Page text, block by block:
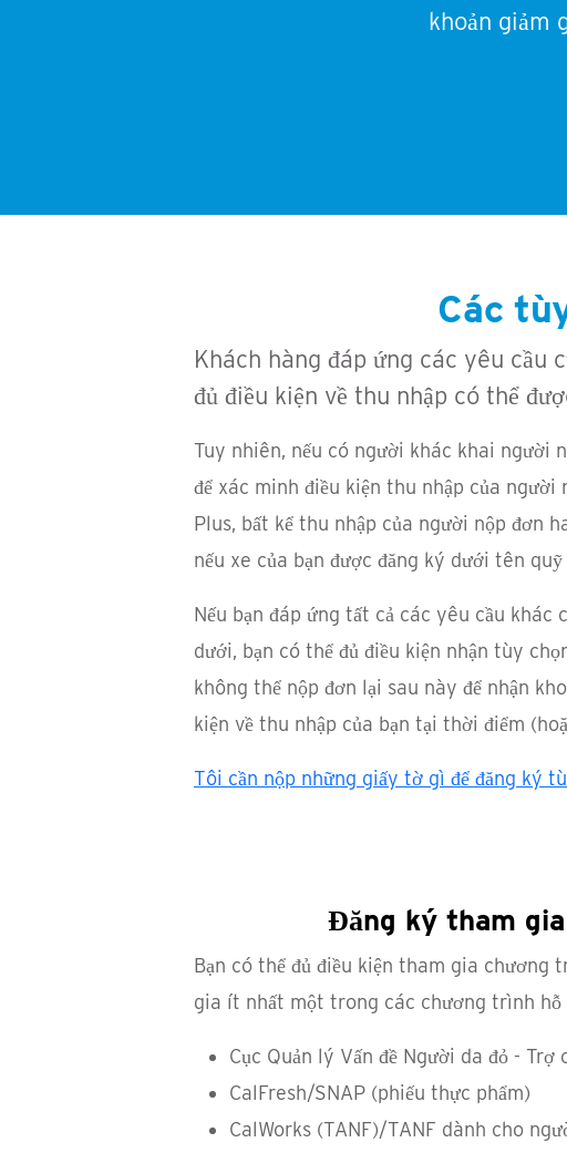
khoản giảm
Các
Khách hàng đáp ứng các yêu cầu
đủ điều kiện về thu nhập có thể
Tuy nhiên, nếu có người khác khai người
để xác minh điều kiện thu nhập của
Plus, bất kể thu nhập của người nộp đơn
nếu xe của bạn được đăng ký dưới tên
Nếu bạn đáp ứng tất cả các yêu cầu khác
dưới, bạn có thể đủ điều kiện nhận tùy
không thể nộp đơn lại sau này để nhận
kiện về thu nhập của bạn tại thời điểm
Tôi cần nộp những giấy tờ gì để đăng ký
Đăng ký tham
Bạn có thể đủ điều kiện tham gia chương
gia ít nhất một trong các chương trình
Cục Quản lý Vấn đề Người da đỏ - Trợ
CalFresh/SNAP (phiếu thực phẩm)
CalWorks (TANF)/TANF dành cho